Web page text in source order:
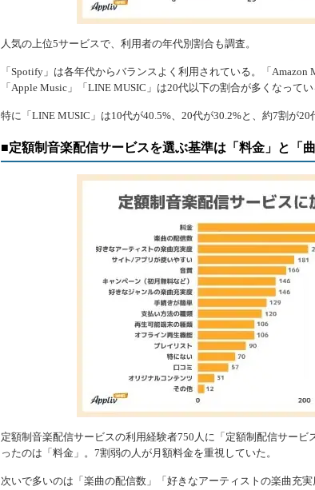
人気の上位5サービスで、利用者の年代別割合も調査。
「Spotify」は各年代からバランスよく利用されている。「Amazon
「Apple Music」「LINE MUSIC」は20代以下の割合が多くなってい
特に「LINE MUSIC」は10代が40.5%、20代が30.2%と、約7割が20
■定額制音楽配信サービスを選ぶ基準は「料金」と「曲
定額制音楽配信サービスの利用経験者750人に「定額制配信サー
ったのは「料金」。7割弱の人が月額料金を重視していた。
次いで多いのは「楽曲の配信数」「好きなアーティストの楽曲充